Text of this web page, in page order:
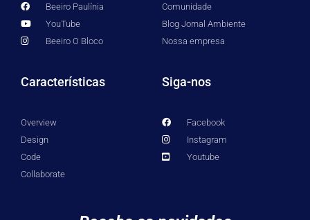
Beeiro Paulínia
YouTube
Beeiro O Bloco
Comunidade
Blog Jornal Ambiente
Nossa empresa
Características
Overview
Design
Code
Collaborate
Siga-nos
Facebook
Instagram
Youtube